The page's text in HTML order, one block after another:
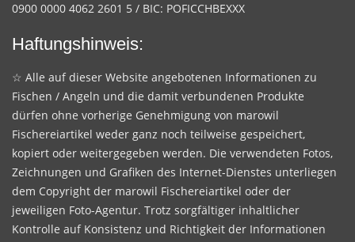
0900 0000 4062 2601 5 / BIC: POFICCHBEXXX
Haftungshinweis:
☆ Alle auf dieser Website angebotenen Informationen zu
Fischen / Angeln und die damit verbundenen Produkte
dürfen ohne vorherige Genehmigung von marowil
Fischereiartikel weder ganz noch teilweise gespeichert,
kopiert oder weitergegeben werden. Die verwendeten Fotos,
Zeichnungen und Grafiken des Internet-Dienstes unterliegen
dem Copyright der marowil Fischereiartikel oder der
jeweiligen Foto-Agentur. Trotz sorgfältiger inhaltlicher
Kontrolle auf Konsistenz und Richtigkeit der Informationen